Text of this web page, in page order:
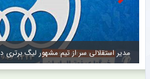
درآورد + عکس مشاهده